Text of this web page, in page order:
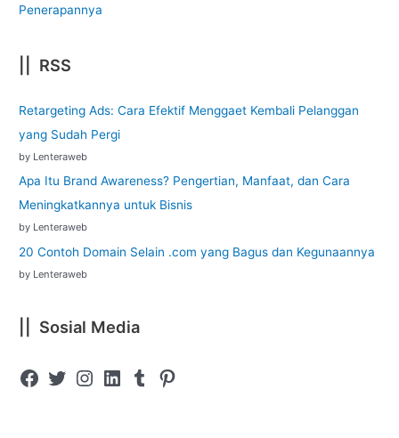
Penerapannya
|| RSS
Retargeting Ads: Cara Efektif Menggaet Kembali Pelanggan
yang Sudah Pergi
by Lenteraweb
Apa Itu Brand Awareness? Pengertian, Manfaat, dan Cara
Meningkatkannya untuk Bisnis
by Lenteraweb
20 Contoh Domain Selain .com yang Bagus dan Kegunaannya
by Lenteraweb
|| Sosial Media